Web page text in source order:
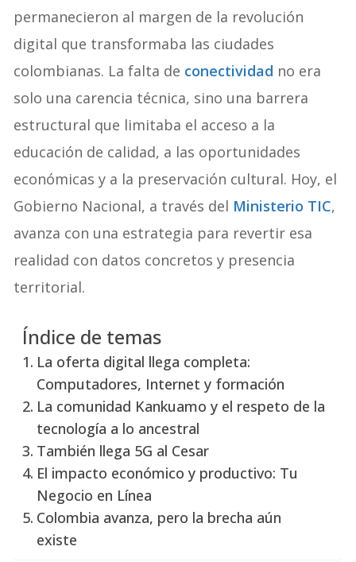
permanecieron al margen de la revolución
digital que transformaba las ciudades
colombianas. La falta de conectividad no era
solo una carencia técnica, sino una barrera
estructural que limitaba el acceso a la
educación de calidad, a las oportunidades
económicas y a la preservación cultural. Hoy, el
Gobierno Nacional, a través del Ministerio TIC,
avanza con una estrategia para revertir esa
realidad con datos concretos y presencia
territorial.
Índice de temas
La oferta digital llega completa:
Computadores, Internet y formación
La comunidad Kankuamo y el respeto de la
tecnología a lo ancestral
También llega 5G al Cesar
El impacto económico y productivo: Tu
Negocio en Línea
Colombia avanza, pero la brecha aún
existe